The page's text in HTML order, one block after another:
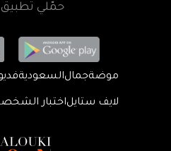
حمّلي
موضةجمالالسعودية
لايف ستايلاختبار